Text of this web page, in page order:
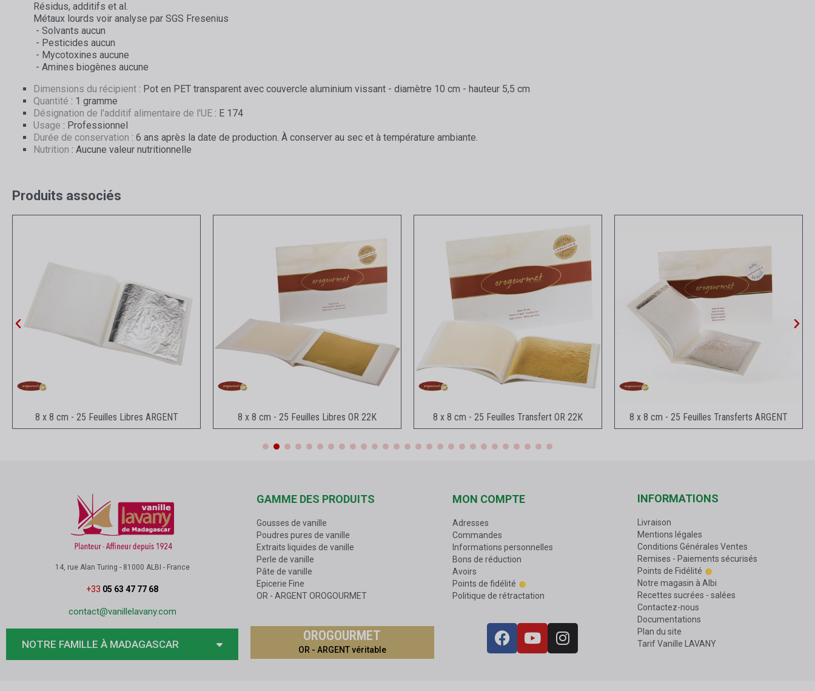
Résidus, additifs et al.
Métaux lourds voir analyse par SGS Fresenius
- Solvants aucun
- Pesticides aucun
- Mycotoxines aucune
- Amines biogènes aucune
Dimensions du récipient : Pot en PET transparent avec couvercle aluminium vissant - diamètre 10 cm - hauteur 5,5 cm
Quantité : 1 gramme
Désignation de l'additif alimentaire de l'UE : E 174
Usage : Professionnel
Durée de conservation : 6 ans après la date de production. À conserver au sec et à température ambiante.
Nutrition : Aucune valeur nutritionnelle
Produits associés
Aperçu rapide
8 x 8 cm - 25 Feuilles Libres ARGENT Aperçu rapide
8 x 8 cm - 25 Feuilles Libres OR 22K Aperçu rapide
8 x 8 cm - 25 Feuilles Transfert OR 22K Aperçu rapide
8 x 8 cm - 25 Feuilles Transferts ARGENT
14, rue Alan Turing - 81000 ALBI - France
+33 05 63 47 77 68
contact@vanillelavany.com
NOTRE FAMILLE À MADAGASCAR
GAMME DES PRODUITS
Gousses de vanille
Poudres pures de vanille
Extraits liquides de vanille
Perle de vanille
Pâte de vanille
Epicerie Fine
OR - ARGENT OROGOURMET
OROGOURMET
OR - ARGENT véritable
MON COMPTE
Adresses
Commandes
Informations personnelles
Bons de réduction
Avoirs
Points de fidélité
Politique de rétractation
INFORMATIONS
Livraison
Mentions légales
Conditions Générales Ventes
Remises - Paiements sécurisés
Points de Fidélité
Notre magasin à Albi
Recettes sucrées - salées
Contactez-nous
Documentations
Plan du site
Tarif Vanille LAVANY